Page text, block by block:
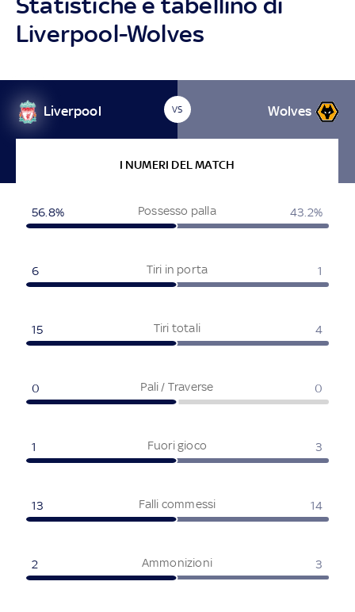
Liverpool-Wolves
Liverpool VS Wolves
I NUMERI DEL MATCH
Possesso palla
56.8% 43.2%
Tiri in porta
6 1
Tiri totali
15 4
Pali / Traverse
0 0
Fuori gioco
1 3
Falli commessi
13 14
Ammonizioni
2 3